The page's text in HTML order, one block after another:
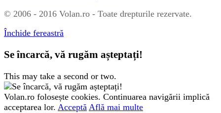
© 2006 - 2016 Volan.ro - Toate drepturile rezervate.
Închide fereastră
Se încarcă, vă rugăm așteptați!
This may take a second or two.
Volan.ro folosește cookies. Continuarea navigării implică
acceptarea lor. Acceptă Află mai multe